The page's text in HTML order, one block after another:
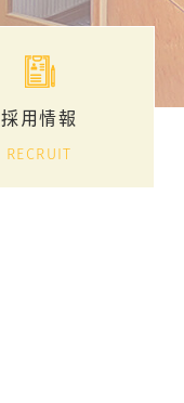
採用情報
RECRUIT